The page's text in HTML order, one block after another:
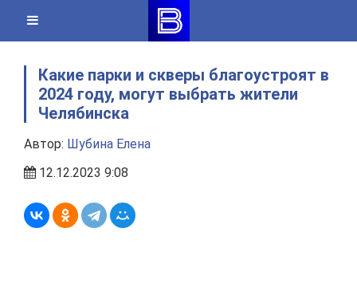
content
Какие парки и скверы благоустроят в
2024 году, могут выбрать жители
Челябинска
Автор: Шубина Елена
12.12.2023 9:08